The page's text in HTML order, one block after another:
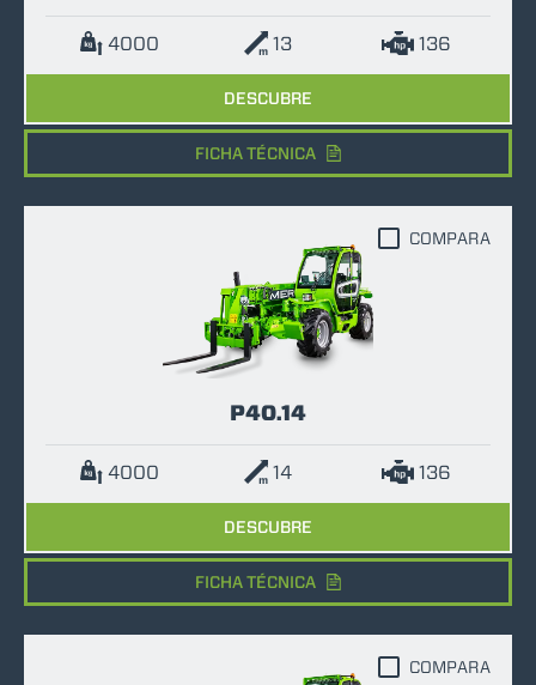
4000 13 136
DESCUBRE
FICHA TÉCNICA
P40.14
4000 14 136
DESCUBRE
COMPARA
FICHA TÉCNICA
COMPARA